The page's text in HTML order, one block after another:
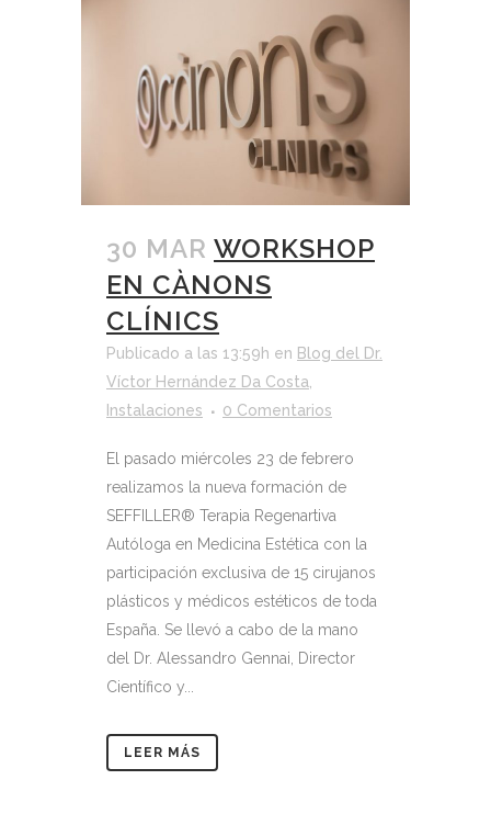
30 MAR WORKSHOP
EN CÀNONS
CLÍNICS
Publicado a las 13:59h en Blog del Dr.
Víctor Hernández Da Costa
Instalaciones
0 Comentarios
El pasado miércoles 23 de febrero
realizamos la nueva formación de
SEFFILLER®️ Terapia Regenartiva
Autóloga en Medicina Estética con la
participación exclusiva de 15 cirujanos
plásticos y médicos estéticos de toda
España. Se llevó a cabo de la mano
del Dr. Alessandro Gennai, Director
Científico y...
LEER MÁS